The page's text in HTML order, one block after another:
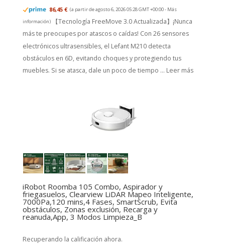
86,45 € (a partir de agosto 6, 2026 05:28 GMT +00:00 - Más
información)
【Tecnología FreeMove 3.0 Actualizada】¡Nunca
más te preocupes por atascos o caídas! Con 26 sensores
electrónicos ultrasensibles, el Lefant M210 detecta
obstáculos en 6D, evitando choques y protegiendo tus
muebles. Si se atasca, dale un poco de tiempo ... Leer más
iRobot Roomba 105 Combo, Aspirador y
friegasuelos, Clearview LiDAR Mapeo Inteligente,
7000Pa,120 mins,4 Fases, SmartScrub, Evita
obstáculos, Zonas exclusión, Recarga y
reanuda,App, 3 Modos Limpieza_B
Recuperando la calificación ahora.